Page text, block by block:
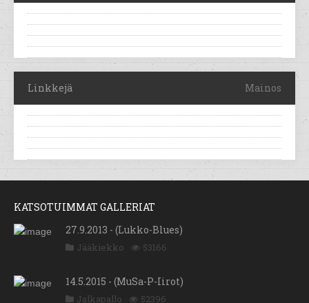
Linkkejä Mainos
KATSOTUIMMAT GALLERIAT
27.9.2013 - (Lukko-Blues)
Jääkiekko 53166
14.5.2015 - (MuSa-P-Iirot)
Jalkapallo 52396